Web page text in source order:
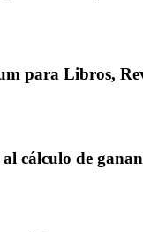
para Libros,
cálculo de